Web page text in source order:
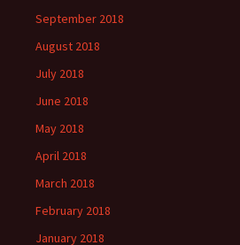
September 2018
August 2018
July 2018
June 2018
May 2018
April 2018
March 2018
February 2018
January 2018